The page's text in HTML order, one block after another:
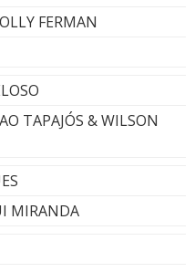
FERMAN
TAPAJÓS & WILSON
MIRANDA